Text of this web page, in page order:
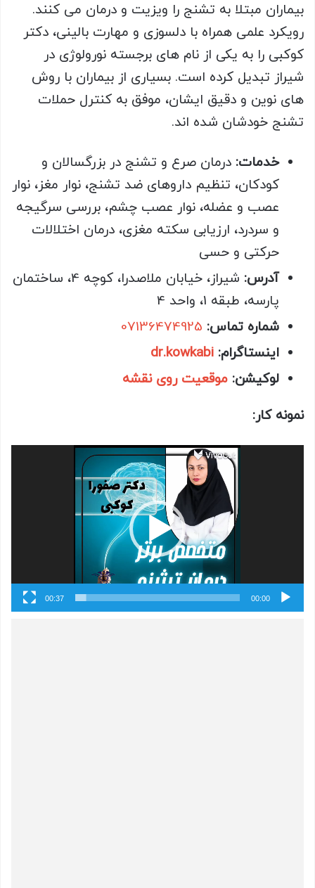
بیماران مبتلا به تشنج را ویزیت و درمان می کنند.
رویکرد علمی همراه با دلسوزی و مهارت بالینی، دکتر
کوکبی را به یکی از نام های برجسته نورولوژی در
شیراز تبدیل کرده است. بسیاری از بیماران با روش
های نوین و دقیق ایشان، موفق به کنترل حملات
تشنج خودشان شده اند.
خدمات: درمان صرع و تشنج در بزرگسالان و
کودکان، تنظیم داروهای ضد تشنج، نوار مغز، نوار
عصب و عضله، نوار عصب چشم، بررسی سرگیجه
و سردرد، ارزیابی سکته مغزی، درمان اختلالات
حرکتی و حسی
آدرس:
شیراز، خیابان ملاصدرا، کوچه 4، ساختمان
پارسه، طبقه 1، واحد 4
شماره تماس:
اینستاگرام:
dr.kowkabi
لوکیشن: موقعیت روی نقشه
نمونه کار:
نمایشگر
ویدیو
00:00
00:37